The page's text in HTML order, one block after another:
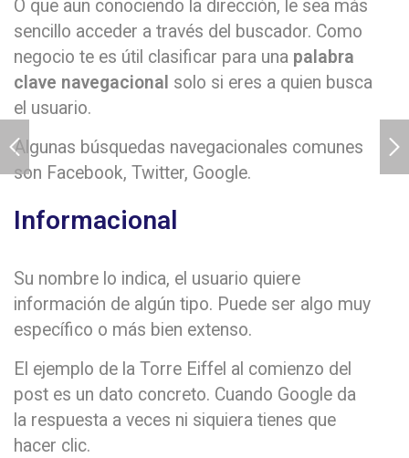
O que aun conociendo la dirección, le sea más
sencillo acceder a través del buscador. Como
negocio te es útil clasificar para una palabra
clave navegacional solo si eres a quien busca
el usuario.
Algunas búsquedas navegacionales comunes
son Facebook, Twitter, Google.
Informacional
Su nombre lo indica, el usuario quiere
información de algún tipo. Puede ser algo muy
específico o más bien extenso.
El ejemplo de la Torre Eiffel al comienzo del
post es un dato concreto. Cuando Google da
la respuesta a veces ni siquiera tienes que
hacer clic.